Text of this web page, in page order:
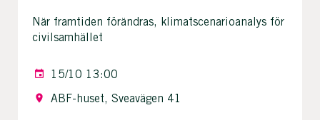
När framtiden förändras, klimatscenarioanalys för
civilsamhället
15/10 13:00
ABF-huset, Sveavägen 41